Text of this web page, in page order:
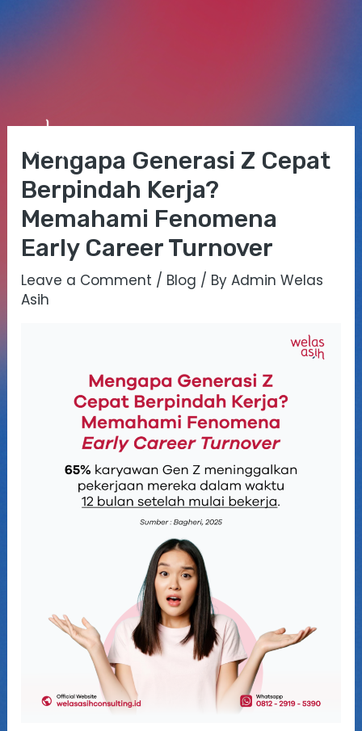
content
Mengapa Generasi Z Cepat
Berpindah Kerja?
Memahami Fenomena
Early Career Turnover
Leave a Comment / Blog / ByAdmin Welas
Asih